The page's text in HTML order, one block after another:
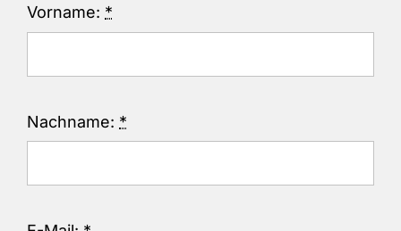
Vorname: *
Nachname: *